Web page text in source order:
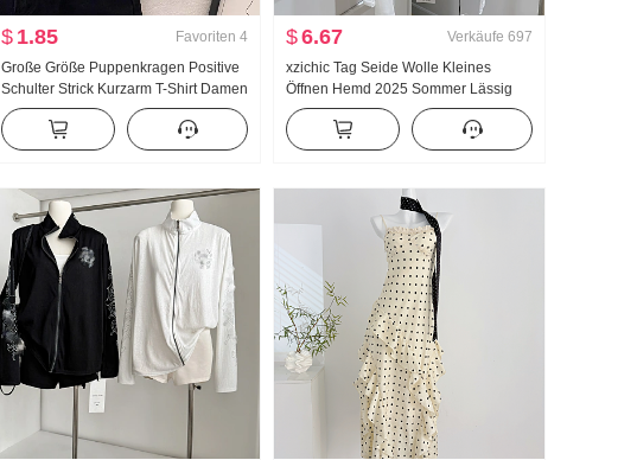
$ 1.85 Favoriten 4
Große Größe Puppenkragen Positive
Schulter Strick Kurzarm T-Shirt Damen
Sommer Design Gefühl Kurz Schlank
Klein Fliegen Ärmel Mitgefühl Top
$6.67 Verkäufe 697
xzichic Tag Seide Wolle Kleines
Öffnen Hemd 2025 Sommer Lässig
Wind Top Neu Strick Fallen Schulter
Dünn Jacke Frauen